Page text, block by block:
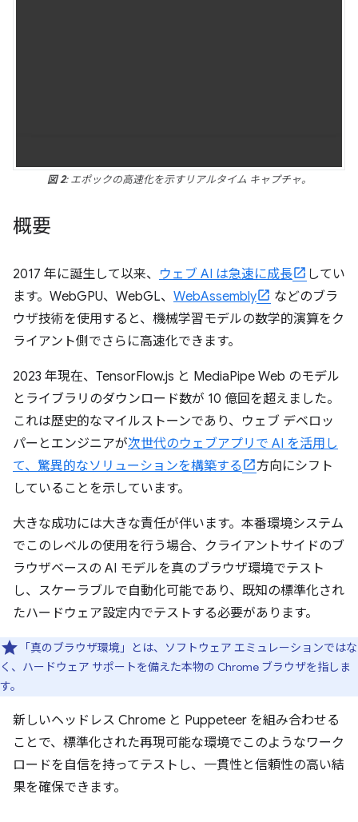
図 2: エポックの高速化を示すリアルタイム キャプチャ。
概要
2017 年に誕生して以来、 ウェブ AI は急速に成長
してい
ます。WebGPU、WebGL、 WebAssembly
などのブラ
ウザ技術を使用すると、機械学習モデルの数学的演算をク
ライアント側でさらに高速化できます。
2023 年現在、TensorFlow.js と MediaPipe Web のモデル
とライブラリのダウンロード数が 10 億回を超えました。
これは歴史的なマイルストーンであり、ウェブ デベロッ
パーとエンジニアが次世代のウェブアプリで AI を活用し
て、驚異的なソリューションを構築する
方向にシフト
していることを示しています。
大きな成功には大きな責任が伴います。本番環境システム
でこのレベルの使用を行う場合、クライアントサイドのブ
ラウザベースの AI モデルを真のブラウザ環境でテスト
し、スケーラブルで自動化可能であり、既知の標準化され
たハードウェア設定内でテストする必要があります。
「真のブラウザ環境」とは、ソフトウェア エミュレーションではな
く、ハードウェア サポートを備えた本物の Chrome ブラウザを指しま
す。
新しいヘッドレス Chrome と Puppeteer を組み合わせる
ことで、標準化された再現可能な環境でこのようなワーク
ロードを自信を持ってテストし、一貫性と信頼性の高い結
果を確保できます。